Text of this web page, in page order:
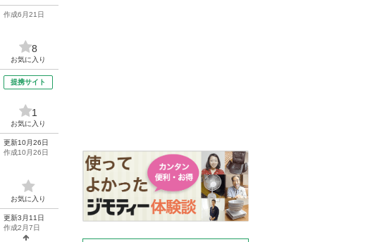
作成6月21日
8
お気に入り
提携サイト
1
お気に入り
更新10月26日
作成10月26日
お気に入り
更新3月11日
作成2月7日